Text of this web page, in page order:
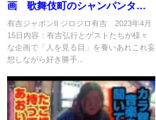
画 歌舞伎町のシャンパンタワ
ーを調査 4月15日
有吉ジャポンII ジロジロ有吉 2023年4月
15日内容：有吉弘行とゲストたちが様々
な企画で「人を見る目」を養いあれこれ妄
想しながら好き勝手...